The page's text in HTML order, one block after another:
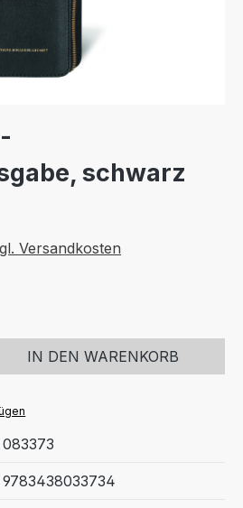
schwarz
Versandkosten
Gib den
IN DEN WARENKORB
083373
9783438033734